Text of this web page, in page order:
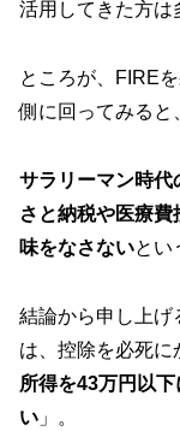
活用してきた方は
ところが、FIRE
側に回ってみると
サラリーマン時代
さと納税や医療
味をなさないとい
結論から申し上げ
は、控除を必死に
所得を43万円以
い 」。